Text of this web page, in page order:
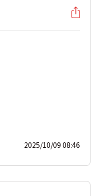
2025/10/09 08:46